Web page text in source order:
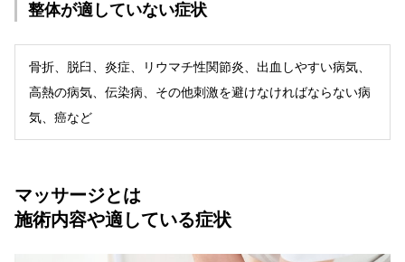
整体が適していない症状
骨折、脱臼、炎症、リウマチ性関節炎、出血しやすい病気、
高熱の病気、伝染病、その他刺激を避けなければならない病
気、癌など
マッサージとは
施術内容や適している症状